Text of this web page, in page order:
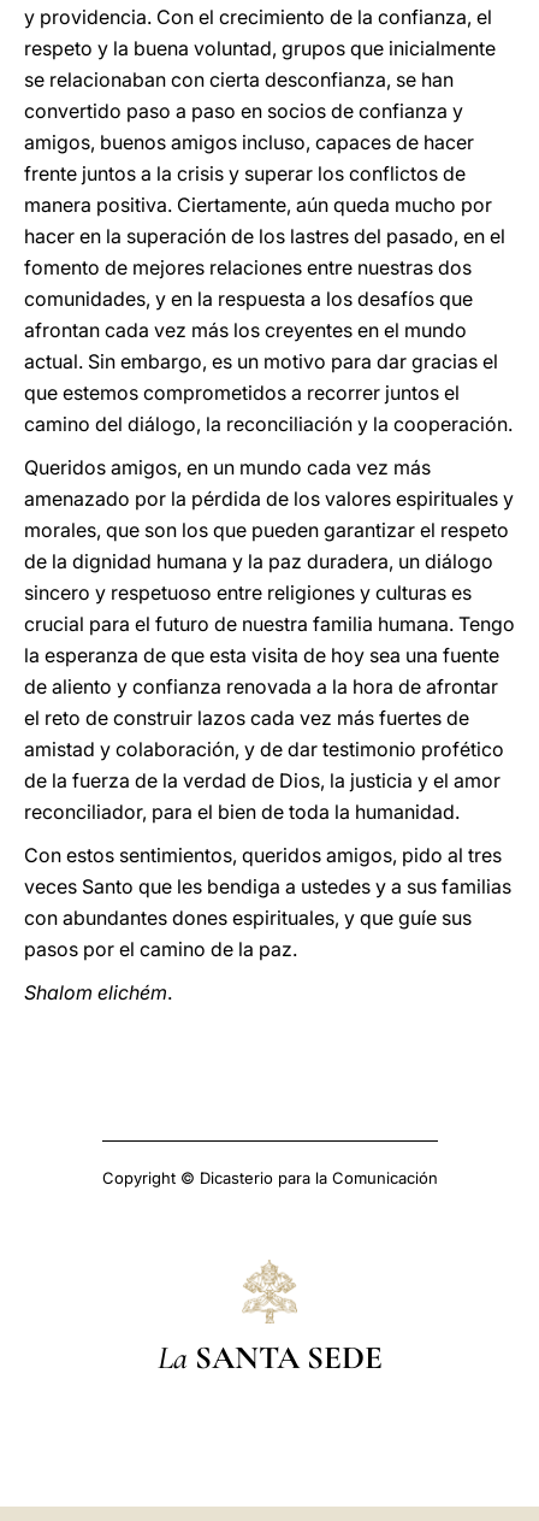
y providencia. Con el crecimiento de la confianza, el
respeto y la buena voluntad, grupos que inicialmente
se relacionaban con cierta desconfianza, se han
convertido paso a paso en socios de confianza y
amigos, buenos amigos incluso, capaces de hacer
frente juntos a la crisis y superar los conflictos de
manera positiva. Ciertamente, aún queda mucho por
hacer en la superación de los lastres del pasado, en el
fomento de mejores relaciones entre nuestras dos
comunidades, y en la respuesta a los desafíos que
afrontan cada vez más los creyentes en el mundo
actual. Sin embargo, es un motivo para dar gracias el
que estemos comprometidos a recorrer juntos el
camino del diálogo, la reconciliación y la cooperación.
Queridos amigos, en un mundo cada vez más
amenazado por la pérdida de los valores espirituales y
morales, que son los que pueden garantizar el respeto
de la dignidad humana y la paz duradera, un diálogo
sincero y respetuoso entre religiones y culturas es
crucial para el futuro de nuestra familia humana. Tengo
la esperanza de que esta visita de hoy sea una fuente
de aliento y confianza renovada a la hora de afrontar
el reto de construir lazos cada vez más fuertes de
amistad y colaboración, y de dar testimonio profético
de la fuerza de la verdad de Dios, la justicia y el amor
reconciliador, para el bien de toda la humanidad.
Con estos sentimientos, queridos amigos, pido al tres
veces Santo que les bendiga a ustedes y a sus familias
con abundantes dones espirituales, y que guíe sus
pasos por el camino de la paz.
Shalom elichém.
Copyright © Dicasterio para la Comunicación
La SANTA SEDE